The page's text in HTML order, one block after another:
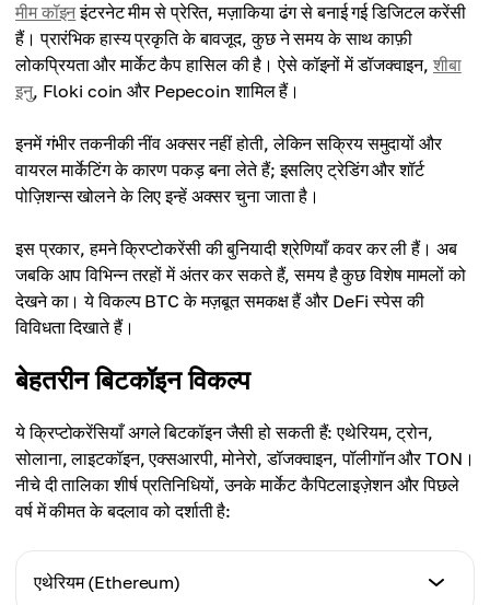
मीम कॉइनइंटरनेट मीम से प्रेरित, मज़ाकिया ढंग से बनाई गई डिजिटल करेंसी
हैं। प्रारंभिक हास्य प्रकृति के बावजूद, कुछ ने समय के साथ काफ़ी
लोकप्रियता और मार्केट कैप हासिल की है। ऐसे कॉइनों में डॉजक्वाइन, शीबा
इनु, Floki coin और Pepecoin शामिल हैं।
इनमें गंभीर तकनीकी नींव अक्सर नहीं होती, लेकिन सक्रिय समुदायों और
वायरल मार्केटिंग के कारण पकड़ बना लेते हैं; इसलिए ट्रेडिंग और शॉर्ट
पोज़िशन्स खोलने के लिए इन्हें अक्सर चुना जाता है।
इस प्रकार, हमने क्रिप्टोकरेंसी की बुनियादी श्रेणियाँ कवर कर ली हैं। अब
जबकि आप विभिन्न तरहों में अंतर कर सकते हैं, समय है कुछ विशेष मामलों को
देखने का। ये विकल्प BTC के मज़बूत समकक्ष हैं और DeFi स्पेस की
विविधता दिखाते हैं।
बेहतरीन बिटकॉइन विकल्प
ये क्रिप्टोकरेंसियाँ अगले बिटकॉइन जैसी हो सकती हैं: एथेरियम, ट्रोन,
सोलाना, लाइटकॉइन, एक्सआरपी, मोनेरो, डॉजक्वाइन, पॉलीगॉन और TON।
नीचे दी तालिका शीर्ष प्रतिनिधियों, उनके मार्केट कैपिटलाइज़ेशन और पिछले
वर्ष में कीमत के बदलाव को दर्शाती है:
एथेरियम (Ethereum)